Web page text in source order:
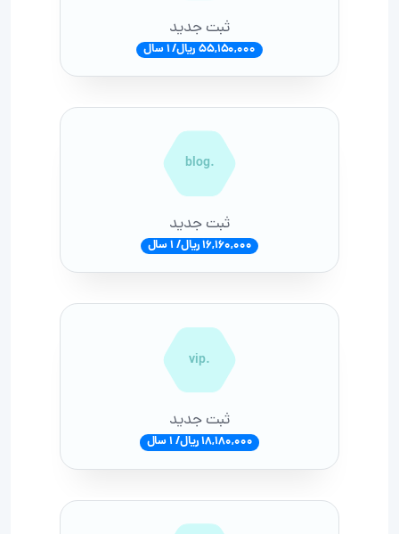
ثبت جدید
55,150,000 ریال/ 1 سال
.blog
ثبت جدید
16,160,000 ریال/ 1 سال
.vip
ثبت جدید
18,180,000 ریال/ 1 سال